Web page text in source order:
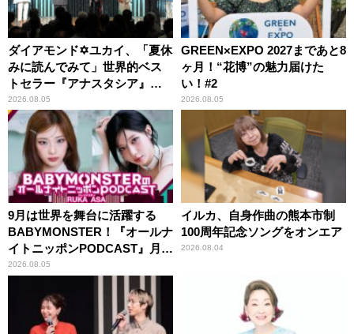
ダイアモンド✡ユカイ、「夏休
みに読んでみて」世界的ベス
トセラー『アナスタシア』を
紹介
2026.08.05
GREEN×EXPO 2027まであと8
ヶ月！“花博”の魅力届けた
い！#2
2026.08.05
9月は世界を舞台に活躍する
BABYMONSTER！『オールナ
イトニッポンPODCAST』月替
わりパーソナリティ
2026.08.05
イルカ、自身作曲の熊本市制
100周年記念ソングをオンエア
2026.08.04